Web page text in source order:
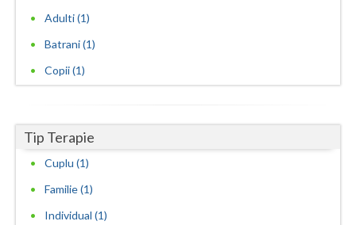
Maramures
Mehedinti
Mures
Olt
Prahova
Adulti (1)
Batrani (1)
Copii (1)
Tip Terapie
Cuplu (1)
Familie (1)
Individual (1)